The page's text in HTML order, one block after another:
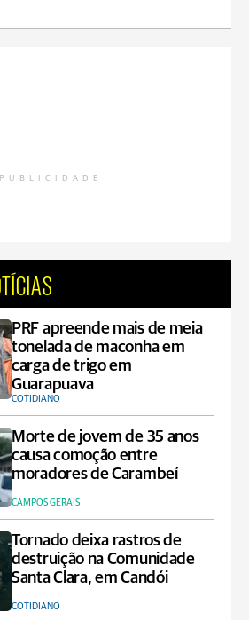
PUBLICIDADE
PRF apreende mais de meia
tonelada de maconha em
carga de trigo em
Guarapuava
COTIDIANO
Morte de jovem de 35 anos
causa comoção entre
moradores de Carambeí
CAMPOS GERAIS
Tornado deixa rastros de
destruição na Comunidade
Santa Clara, em Candói
COTIDIANO